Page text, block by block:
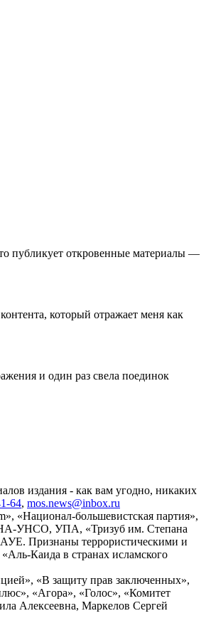
публикует откровенные материалы —
который отражает меня как
и один раз свела поединок
издания - как вам угодно, никаких
64, mos.news@inbox.ru
«Национал-большевистская партия»,
УНСО, УПА, «Тризуб им. Степана
Признаны террористическими и
Каида в странах исламского
«В защиту прав заключенных»,
«Агора», «Голос», «Комитет
Алексеевна, Маркелов Сергей